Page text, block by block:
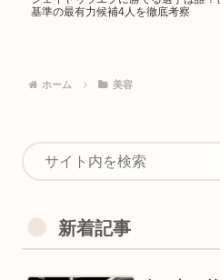
基準の最有力候補4人を徹底考察
ホーム 美容
新着記事